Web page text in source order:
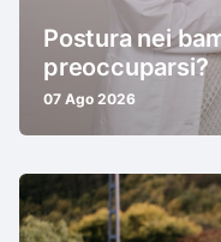
Postura nei
preoccuparsi?
07 Ago 2026